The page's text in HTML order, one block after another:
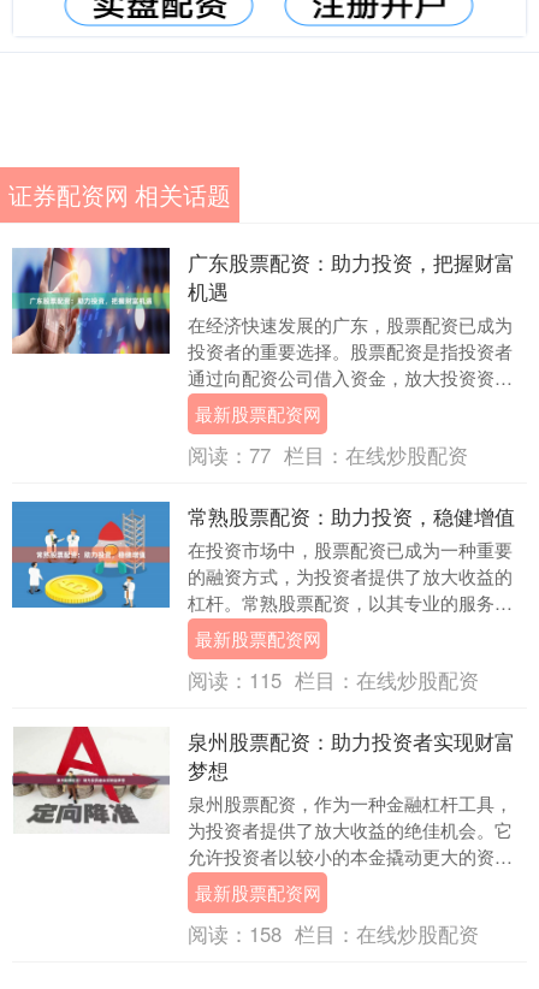
证券配资网 相关话题
广东股票配资：助力投资，把握财富
机遇
在经济快速发展的广东，股票配资已成为
投资者的重要选择。股票配资是指投资者
通过向配资公司借入资金，放大投资资金
规模，从而提高投资收益的一种方式。 广
东股票配资市场....
最新股票配资网
阅读： 77 栏目： 在线炒股配资
常熟股票配资：助力投资，稳健增值
在投资市场中，股票配资已成为一种重要
的融资方式，为投资者提供了放大收益的
杠杆。常熟股票配资，以其专业的服务和
稳健的运营，为投资者提供了可靠的投资
平台。 常熟股票....
最新股票配资网
阅读： 115 栏目： 在线炒股配资
泉州股票配资：助力投资者实现财富
梦想
泉州股票配资，作为一种金融杠杆工具，
为投资者提供了放大收益的绝佳机会。它
允许投资者以较小的本金撬动更大的资
金，从而提高投资回报率。 泉州股票配资
市场竞争激烈，众....
最新股票配资网
阅读： 158 栏目： 在线炒股配资